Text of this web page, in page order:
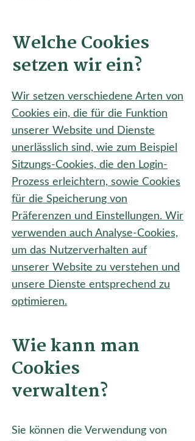
Welche Cookies
setzen wir ein?
Wir setzen verschiedene Arten von
Cookies ein, die für die Funktion
unserer Website und Dienste
unerlässlich sind, wie zum Beispiel
Sitzungs-Cookies, die den Login-
Prozess erleichtern, sowie Cookies
für die Speicherung von
Präferenzen und Einstellungen. Wir
verwenden auch Analyse-Cookies,
um das Nutzerverhalten auf
unserer Website zu verstehen und
unsere Dienste entsprechend zu
optimieren.
Wie kann man
Cookies
verwalten?
Sie können die Verwendung von